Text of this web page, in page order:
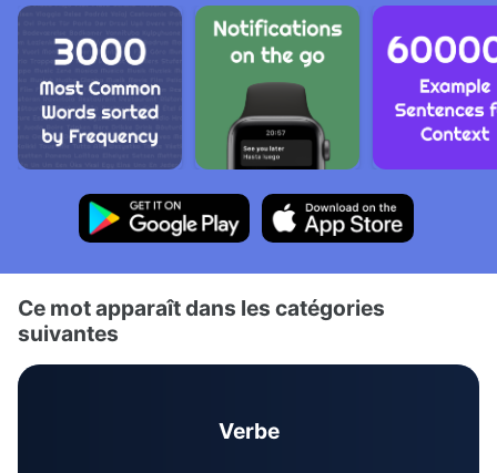
Ce mot apparaît dans les catégories
suivantes
Verbe